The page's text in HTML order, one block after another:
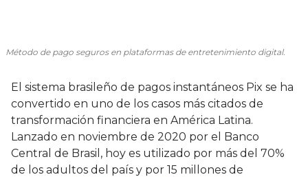
Método de pago seguros en plataformas de entretenimiento digital.
El sistema brasileño de pagos instantáneos Pix se ha
convertido en uno de los casos más citados de
transformación financiera en América Latina.
Lanzado en noviembre de 2020 por el Banco
Central de Brasil, hoy es utilizado por más del 70%
de los adultos del país y por 15 millones de